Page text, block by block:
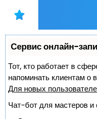
Сервис онлайн-
Тот, кто работает в
напоминать клиентам
Для новых
Чат-бот для мастеров и